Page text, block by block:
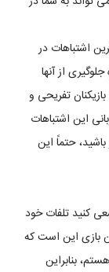
۵ مورد از شایع ترین اشتباهات در
از آنها
تفریحی و
این اشتباهات
حتماً این
کنید تلفات خود
بازی این است که
بنابراین